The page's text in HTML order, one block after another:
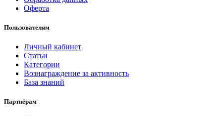
Оферта
Пользователям
Личный кабинет
Статьи
Категории
Вознаграждение за активность
База знаний
Партнёрам